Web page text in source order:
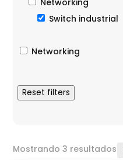
Networking
Switch industrial
Networking
Reset filters
Mostrando 3 resultados